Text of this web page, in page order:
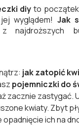
diy to
wyglądem! Jak
najdroższych
jak zatopić
pojemniczki do
zacznie zastygać.
kwiaty. Zbyt
ich na